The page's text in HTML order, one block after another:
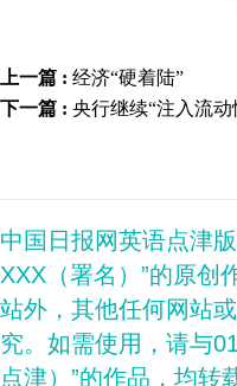
上一篇 : 经济“硬着陆”
下一篇 : 央行继续“注入流动
中国日报网英语点津
XXX（署名）”的原创
站外，其他任何网站
究。如需使用，请与
点津）”的作品，均